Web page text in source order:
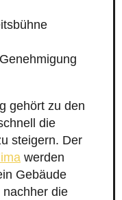
gehört zu den
die
steigern. Der
werden
Gebäude
die